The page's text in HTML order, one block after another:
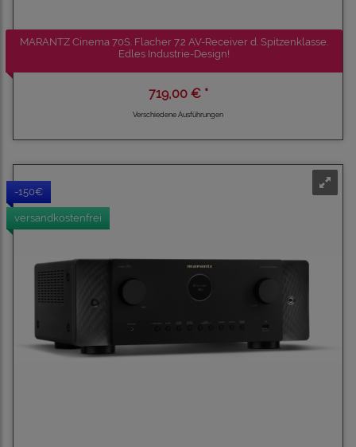
MARANTZ Cinema 70S. Flacher 7.2 AV-Receiver d. Spitzenklasse.
Edles Industrie-Design!
719,00 € *
Verschiedene Ausführungen
-150€
versandkostenfrei